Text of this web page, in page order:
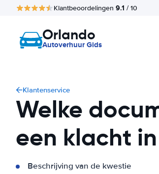
Klantbeoordelingen 9.1 / 10
Orlando
Autoverhuur Gids
Klantenservice
Welke
een klacht
Beschrijving van de kwestie